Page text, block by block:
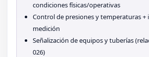
condiciones físicas/operativas
Control de presiones y temperaturas
medición
Señalización de equipos y tuberías
026)